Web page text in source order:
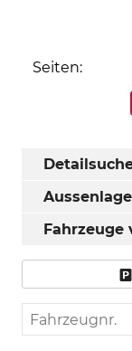
Seiten:
Fahrzeuge
Fahrzeugnr.